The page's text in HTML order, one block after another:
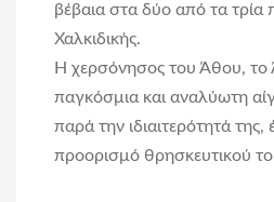
βέβαια στα δύο από τα τρία
Χαλκιδικής.
Η χερσόνησος του Άθου, το
παγκόσμια και αναλύωτη
παρά την ιδιαιτερότητά της,
προορισμό θρησκευτικού